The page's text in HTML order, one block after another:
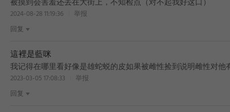
被摸到会害羞还丢在大街上，不知检点（对不起我好这口）
2024-08-28 11:19:36
举报
回复
這裡是藍咪
我记得在哪里看好像是雄蛇蜕的皮如果被雌性捡到说明雌性对他
2023-03-05 17:08:33
举报
回复